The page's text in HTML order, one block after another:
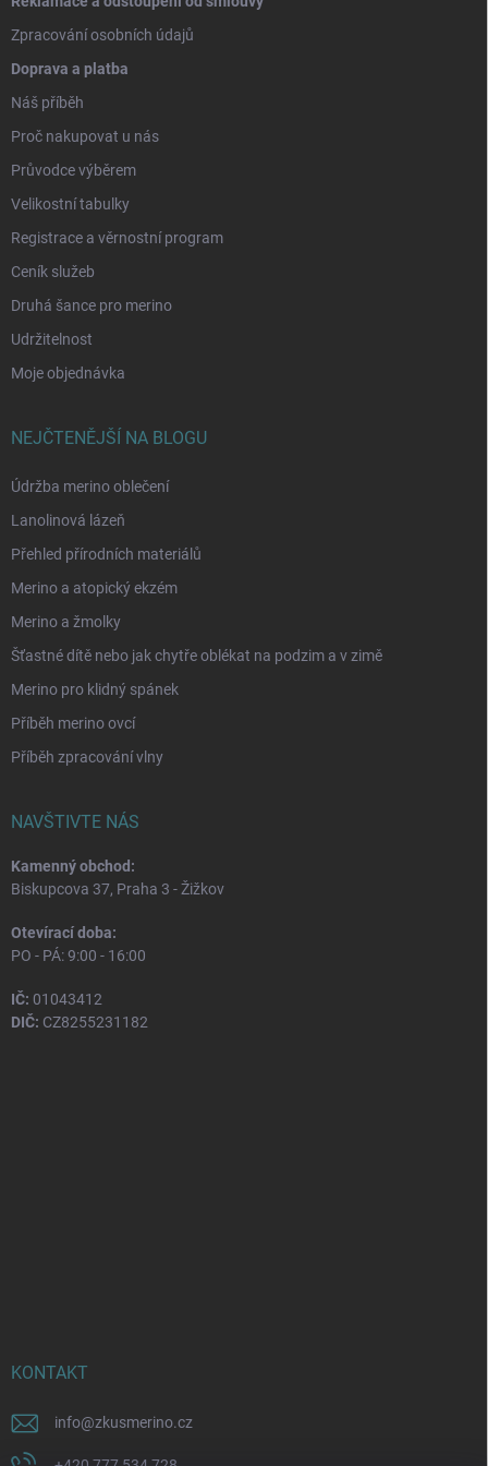
Zpracování osobních údajů
Doprava a platba
Náš příběh
Proč nakupovat u nás
Průvodce výběrem
Velikostní tabulky
Registrace a věrnostní program
Ceník služeb
Druhá šance pro merino
Udržitelnost
Moje objednávka
NEJČTENĚJŠÍ NA BLOGU
Údržba merino oblečení
Lanolinová lázeň
Přehled přírodních materiálů
Merino a atopický ekzém
Merino a žmolky
Šťastné dítě nebo jak chytře oblékat na podzim a v zimě
Merino pro klidný spánek
Příběh merino ovcí
Příběh zpracování vlny
NAVŠTIVTE NÁS
Kamenný obchod:
Biskupcova 37, Praha 3 - Žižkov
Otevírací doba:
PO - PÁ: 9:00 - 16:00
IČ: 01043412
DIČ: CZ8255231182
KONTAKT
info@zkusmerino.cz